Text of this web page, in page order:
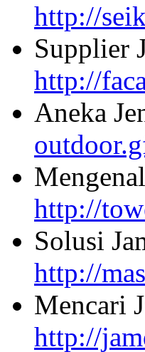
http://
Supplier
http://
Aneka
http://
Solusi
http://
Mencari
http://